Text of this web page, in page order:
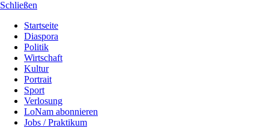
Schließen
Startseite
Diaspora
Politik
Wirtschaft
Kultur
Portrait
Sport
Verlosung
LoNam abonnieren
Jobs / Praktikum